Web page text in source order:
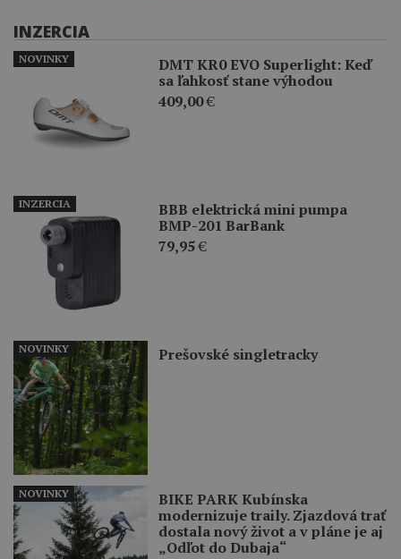
INZERCIA
DMT KR0 EVO Superlight: Keď
sa ľahkosť stane výhodou
409,00€
NOVINKY
BBB elektrická mini pumpa
BMP-201 BarBank
79,95€
INZERCIA
Prešovské singletracky
NOVINKY
BIKE PARK Kubínska
modernizuje traily. Zjazdová trať
dostala nový život a v pláne je aj
„Odľot do Dubaja“
NOVINKY